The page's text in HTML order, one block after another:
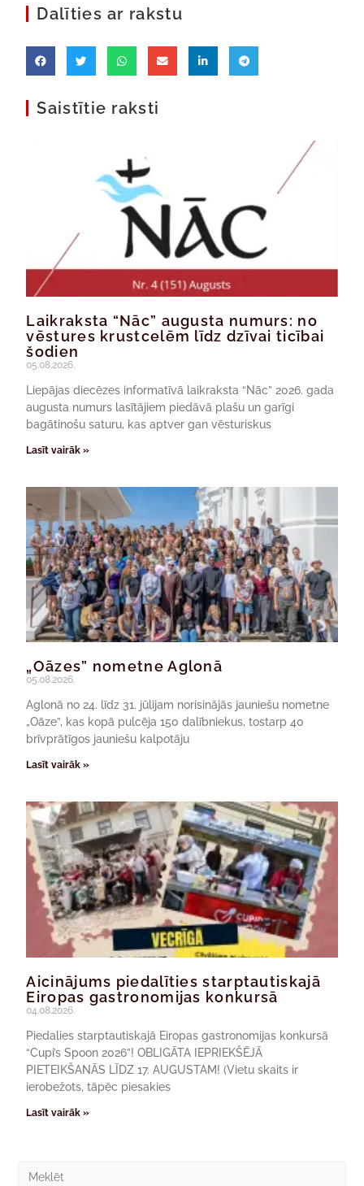
Dalīties ar rakstu
Saistītie raksti
Laikraksta “Nāc” augusta numurs: no
vēstures krustcelēm līdz dzīvai ticībai
šodien
05.08.2026.
Liepājas diecēzes informatīvā laikraksta “Nāc” 2026. gada
augusta numurs lasītājiem piedāvā plašu un garīgi
bagātinošu saturu, kas aptver gan vēsturiskus
Lasīt vairāk »
„Oāzes” nometne Aglonā
05.08.2026.
Aglonā no 24. līdz 31. jūlijam norisinājās jauniešu nometne
„Oāze”, kas kopā pulcēja 150 dalībniekus, tostarp 40
brīvprātīgos jauniešu kalpotāju
Lasīt vairāk »
Aicinājums piedalīties starptautiskajā
Eiropas gastronomijas konkursā
04.08.2026.
Piedalies starptautiskajā Eiropas gastronomijas konkursā
“Cupi’s Spoon 2026”! OBLIGĀTA IEPRIEKŠĒJĀ
PIETEIKŠANĀS LĪDZ 17. AUGUSTAM! (Vietu skaits ir
ierobežots, tāpēc piesakies
Lasīt vairāk »